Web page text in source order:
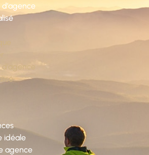
idéale
agence